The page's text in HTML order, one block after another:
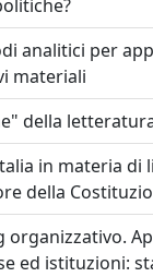
analitici per
materiali
della
in materia di
della
ed istituzioni: